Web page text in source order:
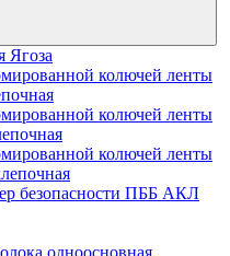
Ягоза
колючей ленты
колючей ленты
колючей ленты
безопасности ПББ АКЛ